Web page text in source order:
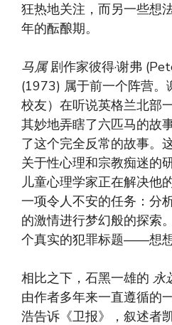
狂热地关注，而另一些想
年的酝酿期。
马属剧作家彼得·谢弗
(1973) 属于前一个阵营。
校友）在听说英格兰北部
其妙地弄瞎了六匹马的故
了这个完全反常的故事。
关于性心理和宗教痴迷的
儿童心理学家正在解决他
一项令人不安的任务：分
的激情进行梦幻般的探索
个真实的犯罪标题——想想
相比之下，石黑一雄的 永
由作者多年来一直遵循的
浩告诉《卫报》，叙述者